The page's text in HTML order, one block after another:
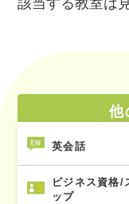
他
英会話
ビジネス資格/
ップ